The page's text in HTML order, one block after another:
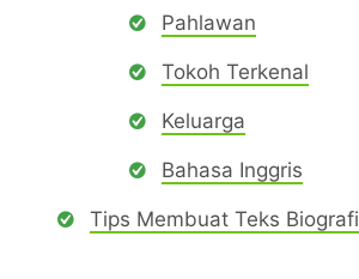
Pahlawan
Tokoh Terkenal
Keluarga
Bahasa Inggris
Tips Membuat Teks Biografi